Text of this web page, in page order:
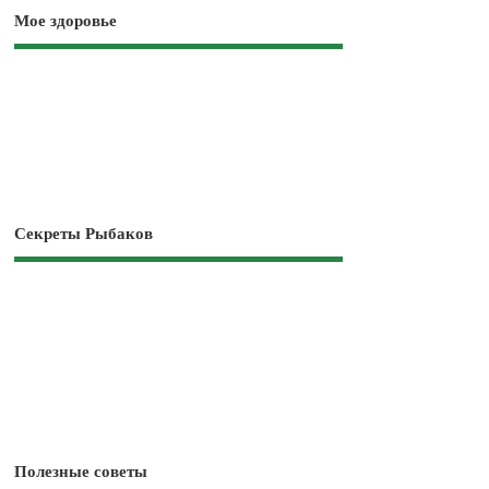
Мое здоровье
Секреты Рыбаков
Полезные советы